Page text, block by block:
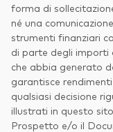
forma di
né una
strumenti finanziari
di parte degli importi
che abbia generato
garantisce
qualsiasi decisione
illustrati in questo
Prospetto e/o il